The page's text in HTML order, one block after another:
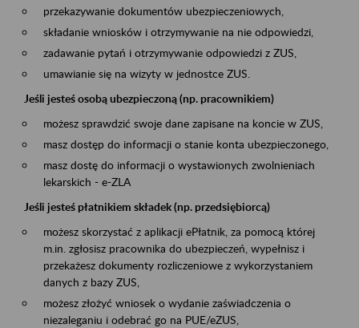
przekazywanie dokumentów ubezpieczeniowych,
składanie wniosków i otrzymywanie na nie odpowiedzi,
zadawanie pytań i otrzymywanie odpowiedzi z ZUS,
umawianie się na wizyty w jednostce ZUS.
Jeśli jesteś osobą ubezpieczoną (np. pracownikiem)
możesz sprawdzić swoje dane zapisane na koncie w ZUS,
masz dostęp do informacji o stanie konta ubezpieczonego,
masz dostę do informacji o wystawionych zwolnieniach
lekarskich - e-ZLA
Jeśli jesteś płatnikiem składek (np. przedsiębiorcą)
możesz skorzystać z aplikacji ePłatnik, za pomocą której
m.in. zgłosisz pracownika do ubezpieczeń, wypełnisz i
przekażesz dokumenty rozliczeniowe z wykorzystaniem
danych z bazy ZUS,
możesz złożyć wniosek o wydanie zaświadczenia o
niezaleganiu i odebrać go na PUE/eZUS,